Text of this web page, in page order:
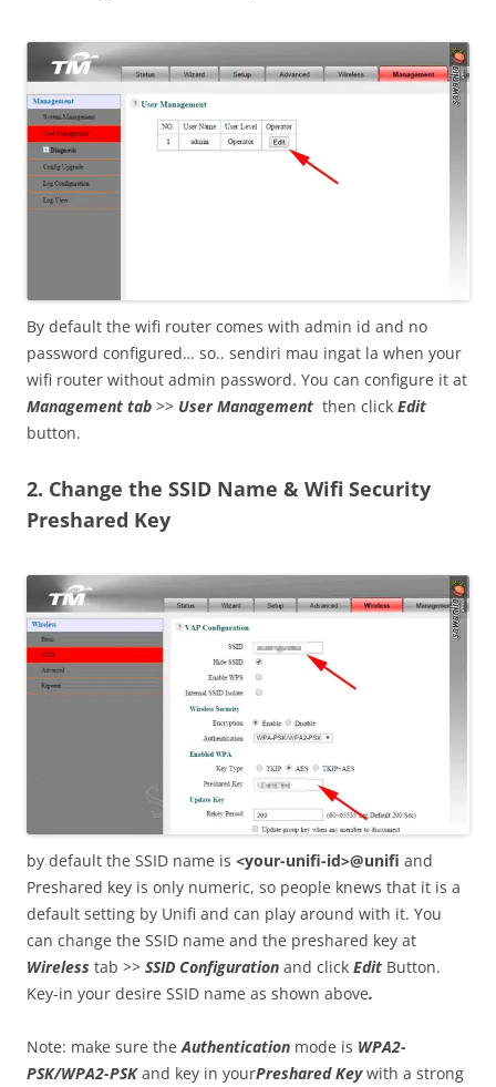
By default the wifi router comes with admin id and no
password configured… so.. sendiri mau ingat la when your
wifi router without admin password. You can configure it at
Management tab >> User Management then click Edit
button.
2. Change the SSID Name & Wifi Security
Preshared Key
by default the SSID name is <your-unifi-id>@unifi and
Preshared key is only numeric, so people knews that it is a
default setting by Unifi and can play around with it. You
can change the SSID name and the preshared key at
Wireless tab >> SSID Configuration and click Edit Button.
Key-in your desire SSID name as shown above.
Note: make sure the Authentication mode is WPA2-
PSK/WPA2-PSKand key in yourPreshared Keywith a strong